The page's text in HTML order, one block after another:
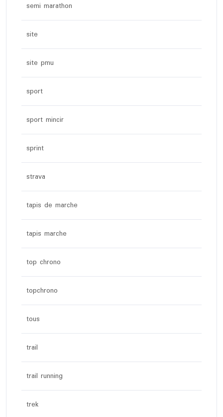
semi marathon
site
site pmu
sport
sport mincir
sprint
strava
tapis de marche
tapis marche
top chrono
topchrono
tous
trail
trail running
trek